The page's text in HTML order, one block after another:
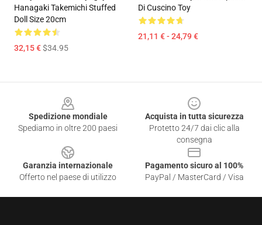
Hanagaki Takemichi Stuffed
Doll Size 20cm
32,15 €$34.95
Di Cuscino Toy
21,11 € - 24,79 €
Spedizione mondiale
Spediamo in oltre 200 paesi
Acquista in tutta sicurezza
Protetto 24/7 dai clic alla
consegna
Garanzia internazionale
Offerto nel paese di utilizzo
Pagamento sicuro al 100%
PayPal / MasterCard / Visa